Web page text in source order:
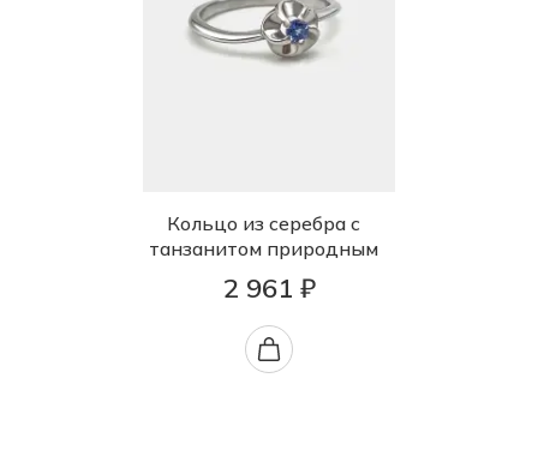
Кольцо из серебра с
танзанитом природным
2 961 ₽